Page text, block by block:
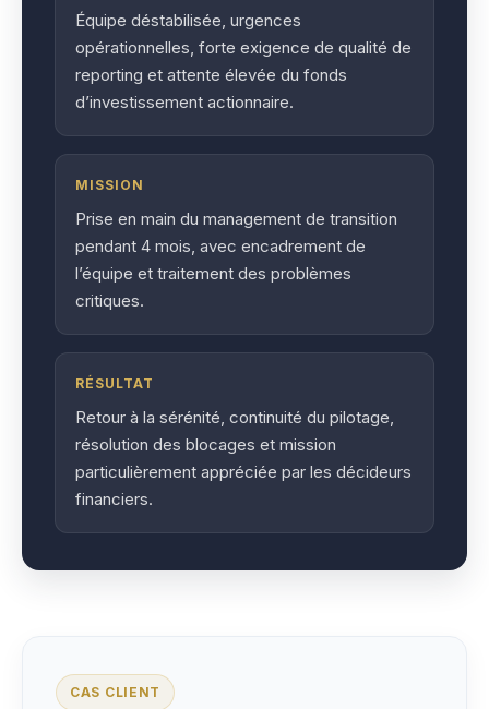
Équipe déstabilisée, urgences
opérationnelles, forte exigence de qualité de
reporting et attente élevée du fonds
d’investissement actionnaire.
MISSION
Prise en main du management de transition
pendant 4 mois, avec encadrement de
l’équipe et traitement des problèmes
critiques.
RÉSULTAT
Retour à la sérénité, continuité du pilotage,
résolution des blocages et mission
particulièrement appréciée par les décideurs
financiers.
CAS CLIENT